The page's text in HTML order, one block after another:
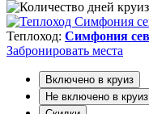
Теплоход: Симфония
Забронировать места
Включено в круиз
Не включено в круиз